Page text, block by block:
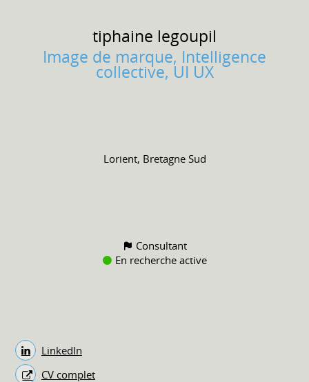
tiphaine legoupil
Image de marque, Intelligence
collective, UI UX
Lorient, Bretagne Sud
Consultant
En recherche active
LinkedIn
CV complet